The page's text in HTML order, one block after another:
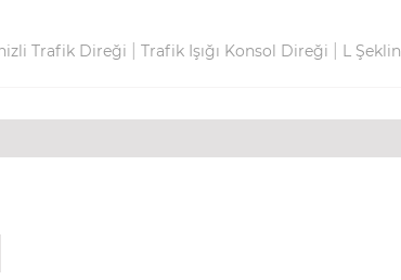
Trafik Direği Trafik Işığı Konsol Direği L